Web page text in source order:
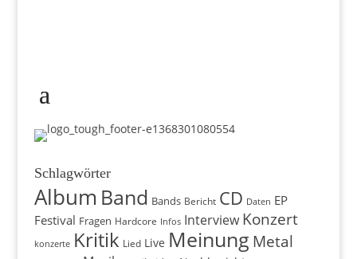
Schlagwörter
Album Band Bands Bericht CD Daten EP
Festival Fragen Hardcore Infos Interview Konzert
konzerte Kritik Lied Live Meinung Metal